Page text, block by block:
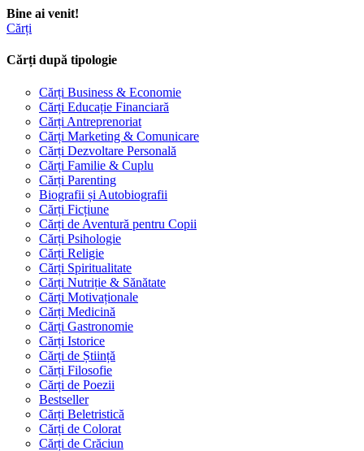
Bine ai venit!
Cărți
Cărți după tipologie
Cărți Business & Economie
Cărți Educație Financiară
Cărți Antreprenoriat
Cărți Marketing & Comunicare
Cărți Dezvoltare Personală
Cărți Familie & Cuplu
Cărți Parenting
Biografii și Autobiografii
Cărți Ficțiune
Cărți de Aventură pentru Copii
Cărți Psihologie
Cărți Religie
Cărți Spiritualitate
Cărți Nutriție & Sănătate
Cărți Motivaționale
Cărți Medicină
Cărți Gastronomie
Cărți Istorice
Cărți de Știință
Cărți Filosofie
Cărți de Poezii
Bestseller
Cărți Beletristică
Cărți de Colorat
Cărți de Crăciun